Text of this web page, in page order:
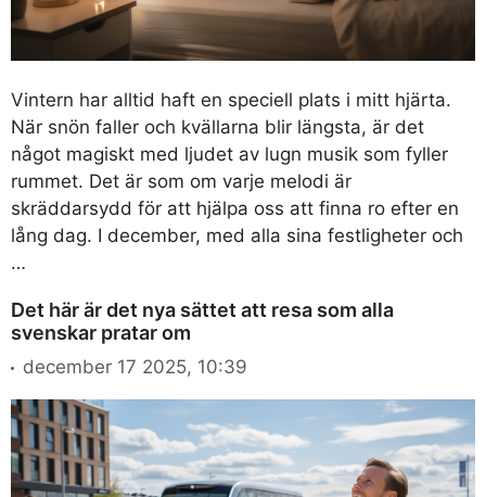
Vintern har alltid haft en speciell plats i mitt hjärta.
När snön faller och kvällarna blir längsta, är det
något magiskt med ljudet av lugn musik som fyller
rummet. Det är som om varje melodi är
skräddarsydd för att hjälpa oss att finna ro efter en
lång dag. I december, med alla sina festligheter och
…
Det här är det nya sättet att resa som alla
svenskar pratar om
december 17 2025, 10:39